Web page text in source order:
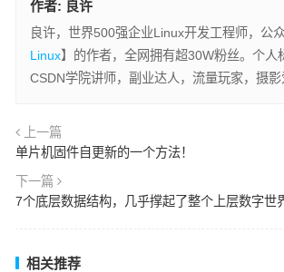
作者: 良许
良许，世界500强企业Linux开发工程师，公
Linux】的作者，全网拥有超30W粉丝。个人
CSDN学院讲师，副业达人，流量玩家，摄影
上一篇
单片机固件自更新的一个方法！
下一篇
7个底层数据结构，几乎撑起了整个上层数字世
相关推荐